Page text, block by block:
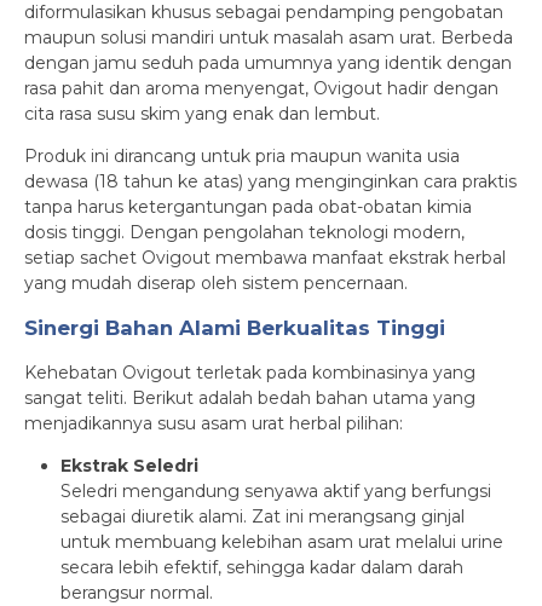
diformulasikan khusus sebagai pendamping pengobatan
maupun solusi mandiri untuk masalah asam urat. Berbeda
dengan jamu seduh pada umumnya yang identik dengan
rasa pahit dan aroma menyengat, Ovigout hadir dengan
cita rasa susu skim yang enak dan lembut.
Produk ini dirancang untuk pria maupun wanita usia
dewasa (18 tahun ke atas) yang menginginkan cara praktis
tanpa harus ketergantungan pada obat-obatan kimia
dosis tinggi. Dengan pengolahan teknologi modern,
setiap sachet Ovigout membawa manfaat ekstrak herbal
yang mudah diserap oleh sistem pencernaan.
Sinergi Bahan Alami Berkualitas Tinggi
Kehebatan Ovigout terletak pada kombinasinya yang
sangat teliti. Berikut adalah bedah bahan utama yang
menjadikannya susu asam urat herbal pilihan:
Ekstrak Seledri
Seledri mengandung senyawa aktif yang berfungsi
sebagai diuretik alami. Zat ini merangsang ginjal
untuk membuang kelebihan asam urat melalui urine
secara lebih efektif, sehingga kadar dalam darah
berangsur normal.